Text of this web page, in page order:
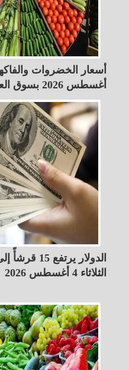
أغسطس 2026 بسوق العبور
الثلاثاء 4 أغسطس 2026